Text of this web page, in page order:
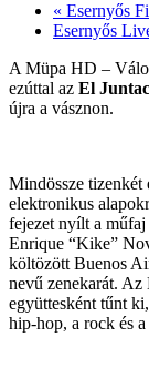
« Esernyős
Esernyős
A Müpa HD –
ezúttal az El
újra a vásznon.
Mindössze tizenkét
elektronikus
fejezet nyílt a műfaj
Enrique “Kike”
költözött Buenos
nevű zenekarát. Az
együttesként tűnt
hip-hop, a rock és